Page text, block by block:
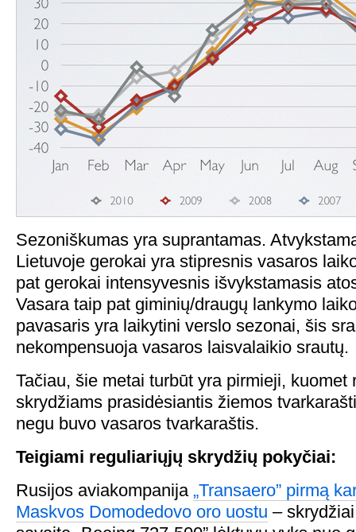
Sezoniškumas yra suprantamas.
Lietuvoje gerokai yra stipresnis vasaros
pat gerokai intensyvesnis išvykstamasis
Vasara taip pat giminių/draugų lankymo
pavasaris yra laikytini verslo sezonai, šis
nekompensuoja vasaros laisvalaikio srautų.
Tačiau, šie metai turbūt yra pirmieji, kuomet
skrydžiams prasidėsiantis žiemos
negu buvo vasaros tvarkaraštis.
Teigiami reguliariųjų skrydžių pokyčiai:
Rusijos aviakompanija „Transaero” pirmą
Maskvos Domodedovo oro uostu –